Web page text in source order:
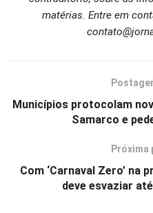
matérias. Entre em
Municípios protocolam
Samarco e
Próxima
Com ‘Carnaval Zero’ na
deve esvaziar